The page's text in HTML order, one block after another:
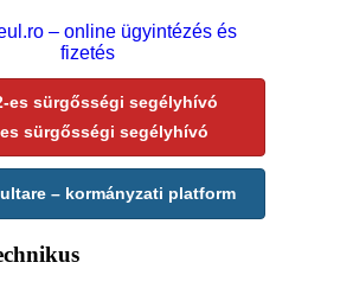
sürgősségi segélyhívó
– kormányzati platform